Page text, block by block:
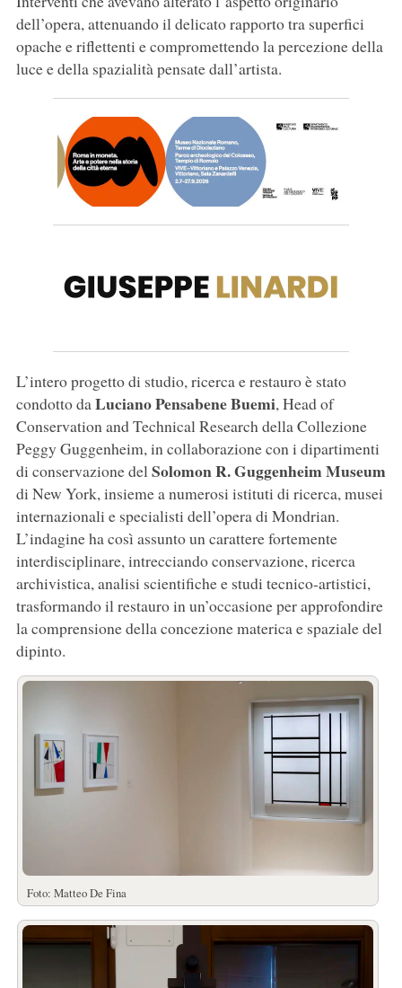
dell’opera, attenuando il delicato rapporto tra superfici
opache e riflettenti e compromettendo la percezione della
luce e della spazialità pensate dall’artista.
L’intero progetto di studio, ricerca e restauro è stato
condotto daLuciano Pensabene Buemi, Head of
Conservation and Technical Research della Collezione
Peggy Guggenheim, in collaborazione con i dipartimenti
di conservazione delSolomon R. Guggenheim Museum
di New York, insieme a numerosi istituti di ricerca, musei
internazionali e specialisti dell’opera di Mondrian.
L’indagine ha così assunto un carattere fortemente
interdisciplinare, intrecciando conservazione, ricerca
archivistica, analisi scientifiche e studi tecnico-artistici,
trasformando il restauro in un’occasione per approfondire
la comprensione della concezione materica e spaziale del
dipinto.
Foto: Matteo De Fina